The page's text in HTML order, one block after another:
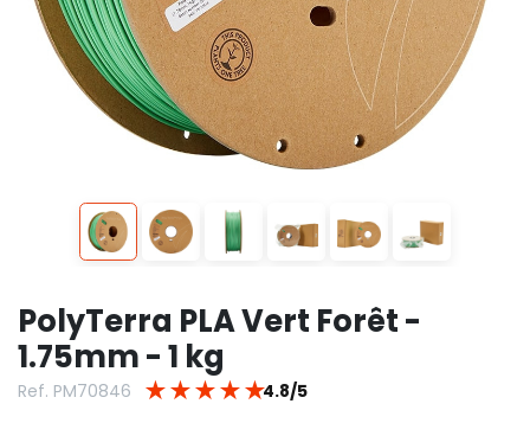
PolyTerra PLA Vert Forêt -
1.75mm - 1 kg
Ref. PM70846 ★ ★ ★ ★ ★4.8/5